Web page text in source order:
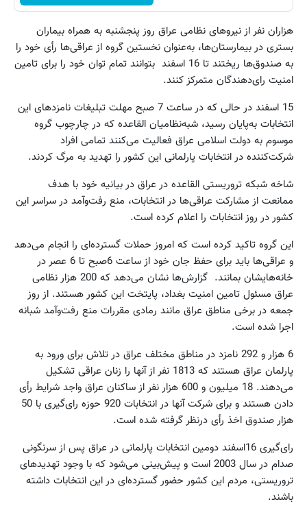
هزاران نفر از نیروهای نظامی عراق روز پنجشنبه به همراه بیماران
بستری در بیمارستان‌ها، به‌عنوان نخستین گروه از عراقی‌ها رأی خود را
به صندوق‌ها ریختند تا 16 اسفند بتوانند تمام توان خود را برای تامین
امنیت رای‌دهندگان متمرکز کنند.
15 اسفند در حالی ‌که در ساعت 7 صبح مهلت تبلیغات نامزدهای این
انتخابات به‌پایان رسید، شبه‌نظامیان القاعده که در چارچوب گروه
موسوم به دولت اسلامی عراق فعالیت می‌کنند تمامی افراد
شرکت‌کننده در انتخابات پارلمانی این کشور را تهدید به مرگ کردند.
شاخه شبکه تروریستی القاعده در عراق در بیانیه خود با هدف
ممانعت از مشارکت عراقی‌ها در انتخابات، منع رفت‌وآمد در سراسر این
کشور در روز انتخابات را اعلام کرده است.
این گروه تاکید کرده است که امروز حملات گسترده‌ای را انجام می‌دهد
و عراقی‌ها باید برای حفظ جان خود از ساعت 6‌صبح تا 6 عصر در
خانه‌هایشان بمانند. گزارش‌ها نشان می‌دهد که 200 هزار نظامی
عراق مسئول تامین امنیت بغداد، پایتخت این کشور هستند. از روز
جمعه در برخی مناطق عراق مانند رمادی مقررات منع رفت‌وآمد شبانه
اجرا شده است.
6 هزار و 292 نامزد در مناطق مختلف عراق در تلاش برای ورود به
پارلمان عراق هستند که 1813 نفر از آنها را زنان عراقی تشکیل
می‌دهند. 18 میلیون و 600 هزار نفر از ساکنان عراق واجد شرایط رأی
دادن هستند و برای شرکت آنها در انتخابات 920 حوزه رای‌گیری با 50
هزار صندوق اخذ رأی درنظر گرفته شده است.
رای‌گیری 16اسفند دومین انتخابات پارلمانی در عراق پس از سرنگونی
صدام در سال 2003 است و پیش‌بینی‌ می‌شود که با وجود تهدیدهای
تروریستی، مردم این کشور حضور گسترده‌ای در این انتخابات داشته
باشند.